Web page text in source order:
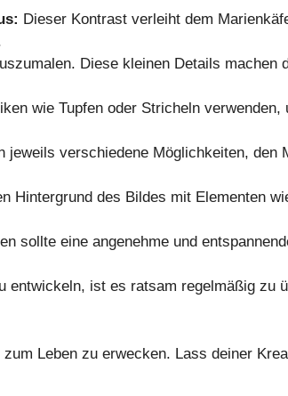
Dieser Kontrast verleiht dem
Diese kleinen Details machen
wie Tupfen oder Stricheln verwenden,
jeweils verschiedene Möglichkeiten, den
Hintergrund des Bildes mit Elementen
sollte eine angenehme und
entwickeln, ist es ratsam regelmäßig zu
Leben zu erwecken. Lass deiner